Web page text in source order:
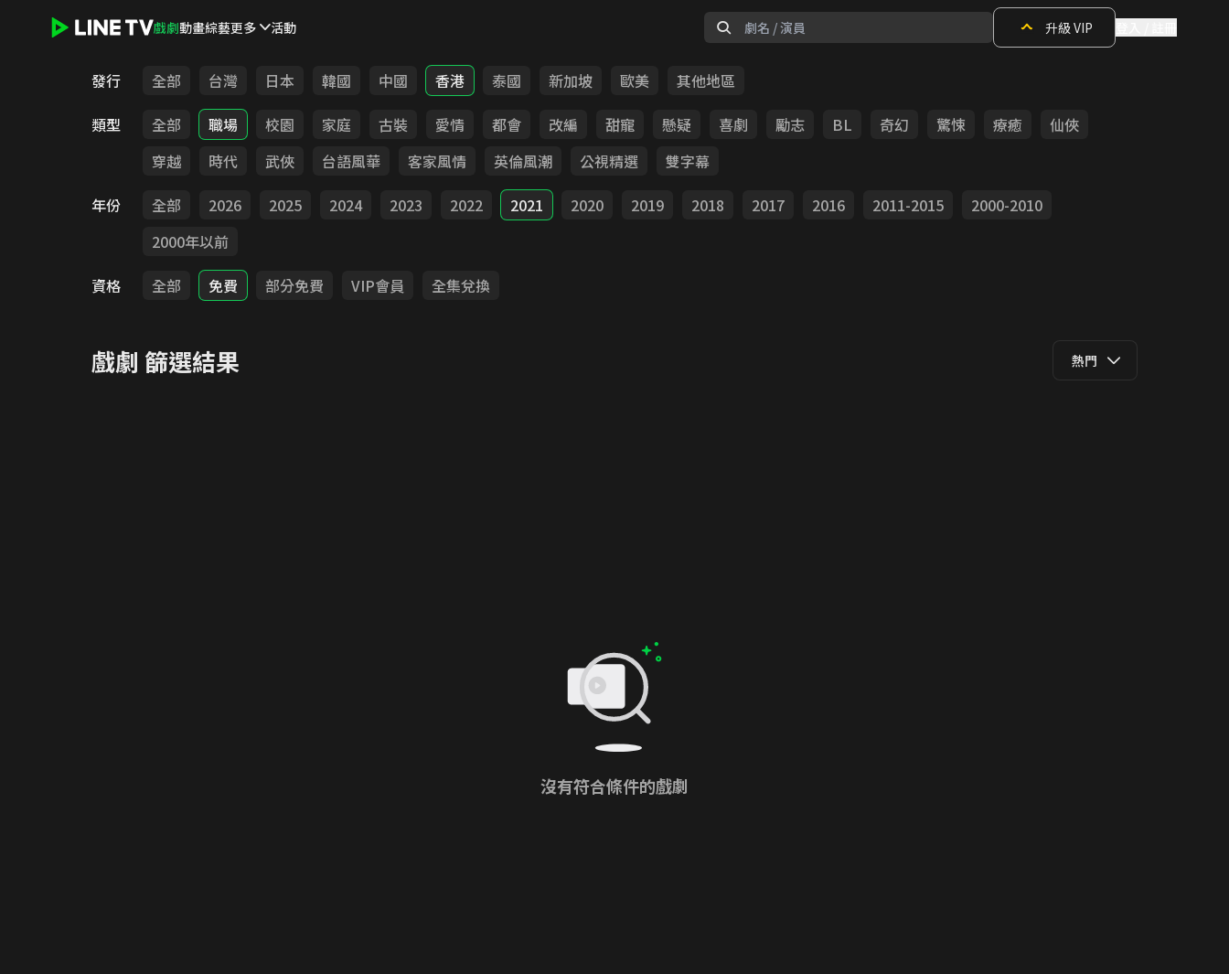
戲劇動畫綜藝更多 活動 升級 VIP
發行 全部 台灣 日本 韓國 中國 香港 泰國 新加坡 歐美
其他地區
類型
全部 職場 校園 家庭 古裝 愛情 都會 改編 甜寵 懸疑 喜劇 勵志 BL 奇幻 驚悚 療癒
仙俠
穿越
時代 武俠 台語風華 客家風情 英倫風潮 公視精選
雙字幕
年份
全部 2026 2025 2024 2023 2022 2021 2020 2019 2018 2017 2016 2011-2015
2000-2010
2000年以前
資格
全部 免費 部分免費 VIP會員 全集兌換
戲劇 篩選結果 熱門
沒有符合條件的戲劇